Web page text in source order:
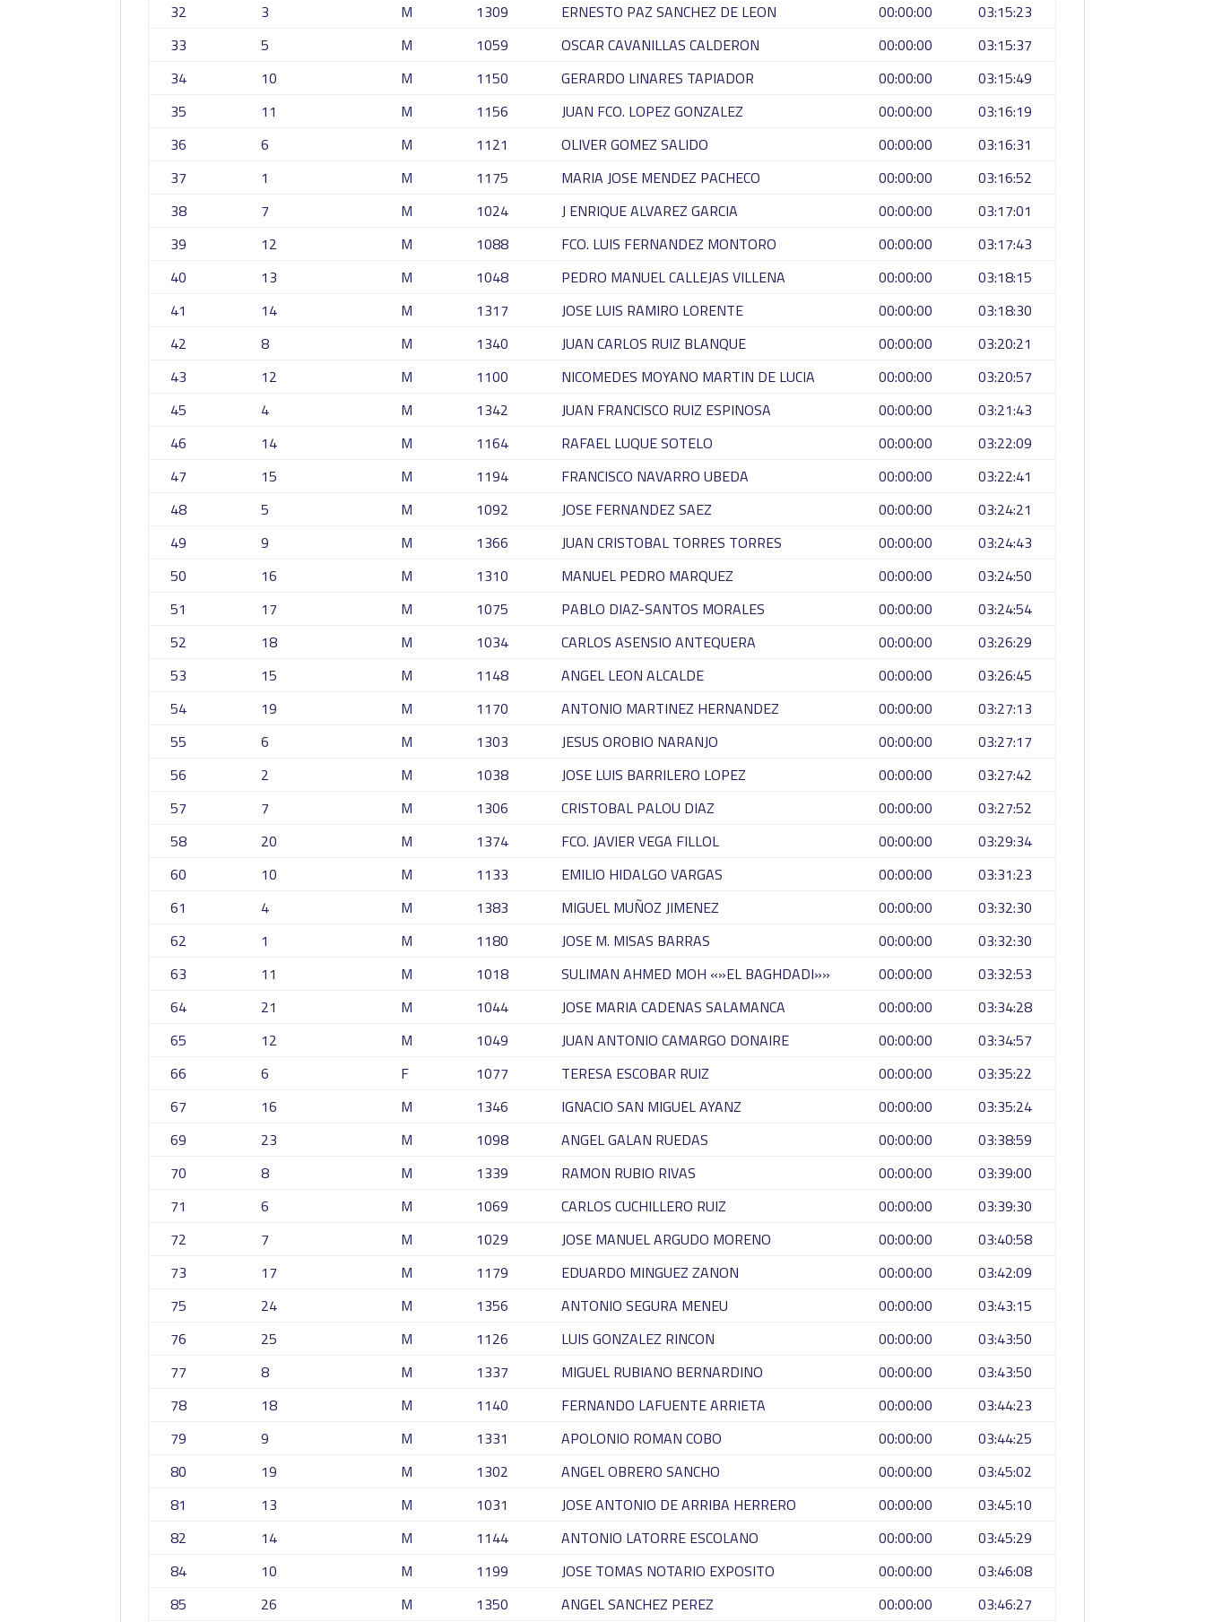
32
3 M 1309 ERNESTO PAZ SANCHEZ DE LEON 00:00:00
03:15:23
33
5 M 1059 OSCAR CAVANILLAS CALDERON 00:00:00
03:15:37
34
10 M 1150 GERARDO LINARES TAPIADOR 00:00:00
03:15:49
35
11 M 1156 JUAN FCO. LOPEZ GONZALEZ 00:00:00
03:16:19
36
6 M 1121 OLIVER GOMEZ SALIDO 00:00:00
03:16:31
37
1 M 1175 MARIA JOSE MENDEZ PACHECO 00:00:00
03:16:52
38
7 M 1024 J ENRIQUE ALVAREZ GARCIA 00:00:00
03:17:01
39
12 M 1088 FCO. LUIS FERNANDEZ MONTORO 00:00:00
03:17:43
40
13 M 1048 PEDRO MANUEL CALLEJAS VILLENA 00:00:00
03:18:15
41
14 M 1317 JOSE LUIS RAMIRO LORENTE 00:00:00
03:18:30
42
8 M 1340 JUAN CARLOS RUIZ BLANQUE 00:00:00
03:20:21
43
12 M 1100 NICOMEDES MOYANO MARTIN DE LUCIA 00:00:00
03:20:57
45
4 M 1342 JUAN FRANCISCO RUIZ ESPINOSA 00:00:00
03:21:43
46
14 M 1164 RAFAEL LUQUE SOTELO 00:00:00
03:22:09
47
15 M 1194 FRANCISCO NAVARRO UBEDA 00:00:00
03:22:41
48
5 M 1092 JOSE FERNANDEZ SAEZ 00:00:00
03:24:21
49
9 M 1366 JUAN CRISTOBAL TORRES TORRES 00:00:00
03:24:43
50
16 M 1310 MANUEL PEDRO MARQUEZ 00:00:00
03:24:50
51
17 M 1075 PABLO DIAZ-SANTOS MORALES 00:00:00
03:24:54
52
18 M 1034 CARLOS ASENSIO ANTEQUERA 00:00:00
03:26:29
53
15 M 1148 ANGEL LEON ALCALDE 00:00:00
03:26:45
54
19 M 1170 ANTONIO MARTINEZ HERNANDEZ 00:00:00
03:27:13
55
6 M 1303 JESUS OROBIO NARANJO 00:00:00
03:27:17
56
2 M 1038 JOSE LUIS BARRILERO LOPEZ 00:00:00
03:27:42
57
7 M 1306 CRISTOBAL PALOU DIAZ 00:00:00
03:27:52
58
20 M 1374 FCO. JAVIER VEGA FILLOL 00:00:00
03:29:34
60
10 M 1133 EMILIO HIDALGO VARGAS 00:00:00
03:31:23
61
4 M 1383 MIGUEL MUÑOZ JIMENEZ 00:00:00
03:32:30
62
1 M 1180 JOSE M. MISAS BARRAS 00:00:00
03:32:30
63
11 M 1018 SULIMAN AHMED MOH «»EL BAGHDADI»» 00:00:00
03:32:53
64
21 M 1044 JOSE MARIA CADENAS SALAMANCA 00:00:00
03:34:28
65
12 M 1049 JUAN ANTONIO CAMARGO DONAIRE 00:00:00
03:34:57
66
6 F 1077 TERESA ESCOBAR RUIZ 00:00:00
03:35:22
67
16 M 1346 IGNACIO SAN MIGUEL AYANZ 00:00:00
03:35:24
69
23 M 1098 ANGEL GALAN RUEDAS 00:00:00
03:38:59
70
8 M 1339 RAMON RUBIO RIVAS 00:00:00
03:39:00
71
6 M 1069 CARLOS CUCHILLERO RUIZ 00:00:00
03:39:30
72
7 M 1029 JOSE MANUEL ARGUDO MORENO 00:00:00
03:40:58
73
17 M 1179 EDUARDO MINGUEZ ZANON 00:00:00
03:42:09
75
24 M 1356 ANTONIO SEGURA MENEU 00:00:00
03:43:15
76
25 M 1126 LUIS GONZALEZ RINCON 00:00:00
03:43:50
77
8 M 1337 MIGUEL RUBIANO BERNARDINO 00:00:00
03:43:50
78
18 M 1140 FERNANDO LAFUENTE ARRIETA 00:00:00
03:44:23
79
9 M 1331 APOLONIO ROMAN COBO 00:00:00
03:44:25
80
19 M 1302 ANGEL OBRERO SANCHO 00:00:00
03:45:02
81
13 M 1031 JOSE ANTONIO DE ARRIBA HERRERO 00:00:00
03:45:10
82
14 M 1144 ANTONIO LATORRE ESCOLANO 00:00:00
03:45:29
84
10 M 1199 JOSE TOMAS NOTARIO EXPOSITO 00:00:00
03:46:08
85
26 M 1350 ANGEL SANCHEZ PEREZ 00:00:00 03:46:27